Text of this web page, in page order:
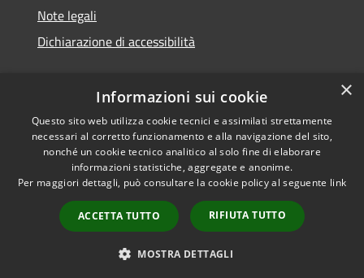
Note legali
Dichiarazione di accessibilità
RSS
Accessibilità
Copyright © 2026 • Comune di
byMunicipium
Accesso
redazione
×
Informazioni sui cookie
Questo sito web utilizza cookie tecnici e assimilati strettamente
necessari al corretto funzionamento e alla navigazione del sito,
nonché un cookie tecnico analitico al solo fine di elaborare
informazioni statistiche, aggregate e anonime.
Per maggiori dettagli, può consultare la cookie policy al seguente link
ACCETTA TUTTO RIFIUTA TUTTO
MOSTRA DETTAGLI